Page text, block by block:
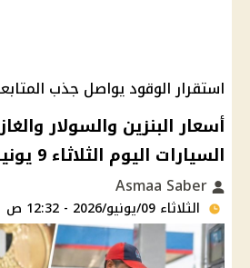
استقرار الوقود يواصل جذب
أسعار البنزين والسولار
السيارات اليوم الثلاثاء 9 يونيو 2026 بالكامل
الثلاثاء 09/يونيو/2026 - 12:32 ص